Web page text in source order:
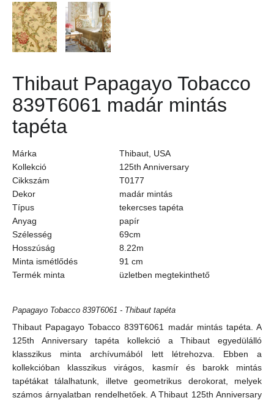
Thibaut Papagayo Tobacco
839T6061 madár mintás
tapéta
Márka
Thibaut, USA
Kollekció
125th Anniversary
Cikkszám
T0177
Dekor
madár mintás
Típus
tekercses tapéta
Anyag
papír
Szélesség
69cm
Hosszúság
8.22m
Minta ismétlődés
91 cm
Termék minta
üzletben megtekinthető
Papagayo Tobacco 839T6061 - Thibaut tapéta
Thibaut Papagayo Tobacco 839T6061 madár mintás tapéta. A
125th Anniversary tapéta kollekció a Thibaut egyedülálló
klasszikus minta archívumából lett létrehozva. Ebben a
kollekcióban klasszikus virágos, kasmír és barokk mintás
tapétákat tálalhatunk, illetve geometrikus derokorat, melyek
számos árnyalatban rendelhetőek. A Thibaut 125th Anniversary